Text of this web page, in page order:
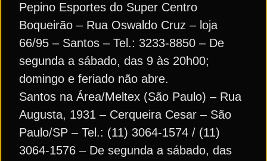
Pepino Esportes do Super Centro
Boqueirão – Rua Oswaldo Cruz – loja
66/95 – Santos – Tel.: 3233-8850 – De
segunda a sábado, das 9 às 20h00;
domingo e feriado não abre.
Santos na Área/Meltex (São Paulo) – Rua
Augusta, 1931 – Cerqueira Cesar – São
Paulo/SP – Tel.: (11) 3064-1574 / (11)
3064-1576 – De segunda a sábado, das